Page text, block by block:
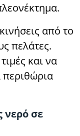
από το
πελάτες.
και να
περιθώρια
νερό σε